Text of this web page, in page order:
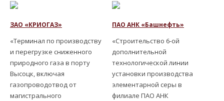
ЗАО «КРИОГАЗ»
«Терминал по производству
и перегрузке сниженного
природного газа в порту
Высоцк, включая
газопроводотвод от
магистрального
ПАО АНК «Башнефть»
«Строительство 6-ой
дополнительной
технологической линии
установки производства
элементарной серы в
филиале ПАО АНК